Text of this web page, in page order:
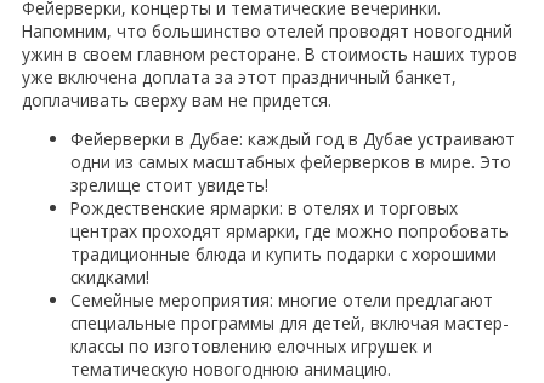
Фейерверки, концерты и тематические вечеринки.
Напомним, что большинство отелей проводят новогодний
ужин в своем главном ресторане. В стоимость наших туров
уже включена доплата за этот праздничный банкет,
доплачивать сверху вам не придется.
Фейерверки в Дубае: каждый год в Дубае устраивают
одни из самых масштабных фейерверков в мире. Это
зрелище стоит увидеть!
Рождественские ярмарки: в отелях и торговых
центрах проходят ярмарки, где можно попробовать
традиционные блюда и купить подарки с хорошими
скидками!
Семейные мероприятия: многие отели предлагают
специальные программы для детей, включая мастер-
классы по изготовлению елочных игрушек и
тематическую новогоднюю анимацию.